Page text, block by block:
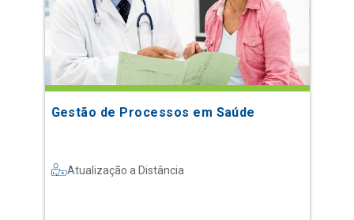
Gestão de Processos em Saúde
Atualização a Distância